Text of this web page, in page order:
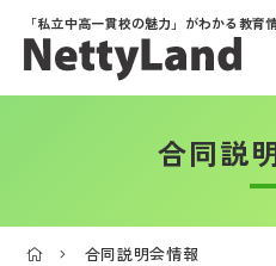
「私立中高一貫校の魅力」がわかる教育
アカウ
合同説
合同説明会情報